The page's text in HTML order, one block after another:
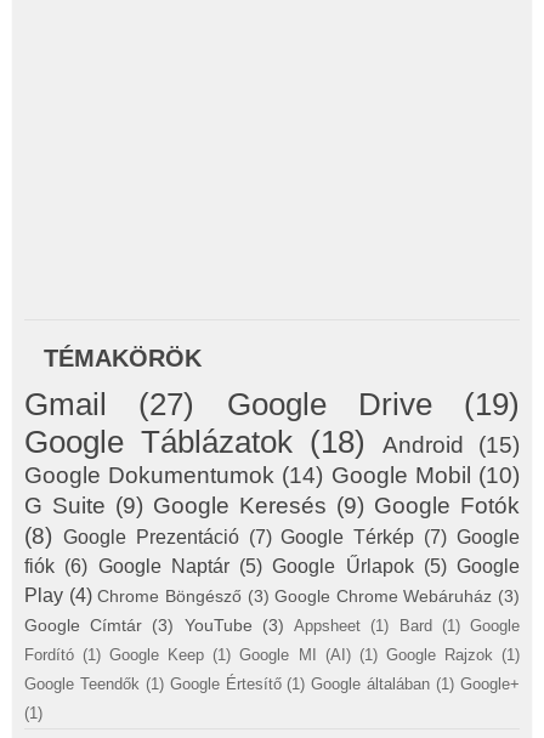
TÉMAKÖRÖK
Gmail (27) Google Drive
(19)
Google Táblázatok (18) Android
(15)
Google Dokumentumok (14) Google Mobil (10)
G Suite (9) Google Keresés (9) Google Fotók
(8) Google Prezentáció (7) Google Térkép (7) Google
fiók (6) Google Naptár (5) Google Űrlapok (5) Google
Play (4) Chrome Böngésző (3) Google Chrome Webáruház (3)
Google Címtár (3) YouTube (3) Appsheet (1) Bard (1) Google
Fordító (1) Google Keep (1) Google MI (AI) (1) Google Rajzok (1)
Google Teendők (1) Google Értesítő (1) Google általában (1) Google+
(1)